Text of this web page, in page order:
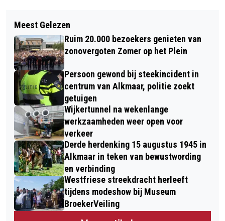
OPEN DAG MBO VONK IN ALKMAAR,
SCHAGEN, DEN HELDER EN HOORN
NATIONALE BOOM-UITDEELDAG 3
FEBRUARI: GRATIS BOMEN VOOR
IEDEREEN
Meest Gelezen
Ruim 20.000 bezoekers genieten van
zonovergoten Zomer op het Plein
Persoon gewond bij steekincident in
centrum van Alkmaar, politie zoekt
getuigen
Wijkertunnel na wekenlange
werkzaamheden weer open voor
verkeer
Derde herdenking 15 augustus 1945 in
Alkmaar in teken van bewustwording
en verbinding
Westfriese streekdracht herleeft
tijdens modeshow bij Museum
BroekerVeiling